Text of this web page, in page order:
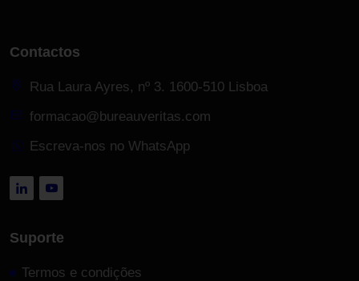
Contactos
Rua Laura Ayres, nº 3. 1600-510 Lisboa
formacao@bureauveritas.com
Escreva-nos no WhatsApp
Suporte
Termos e condições